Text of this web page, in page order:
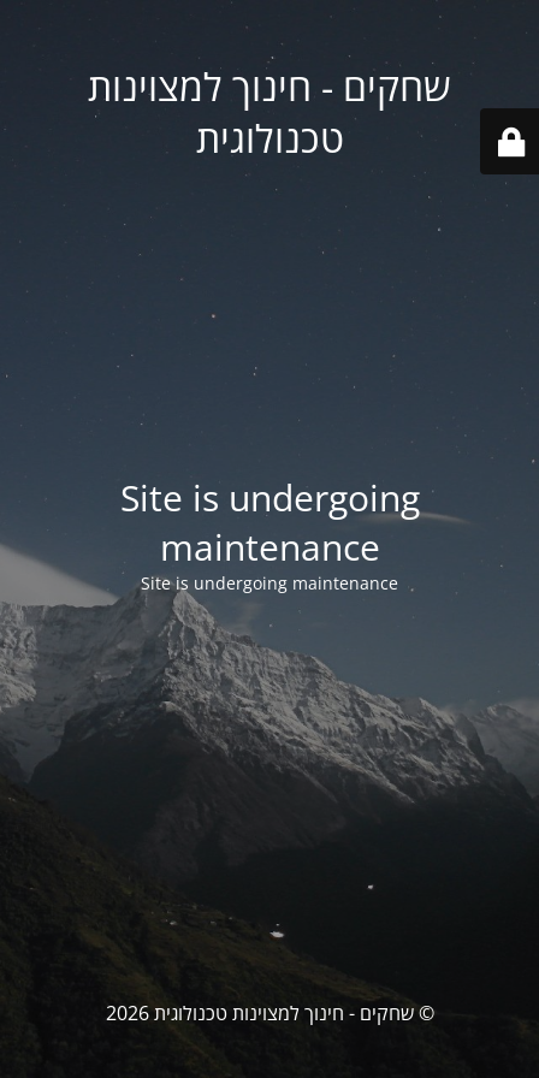
שחקים - חינוך למצוינות
טכנולוגית
Site is undergoing
maintenance
Site is undergoing maintenance
© שחקים - חינוך למצוינות טכנולוגית 2026